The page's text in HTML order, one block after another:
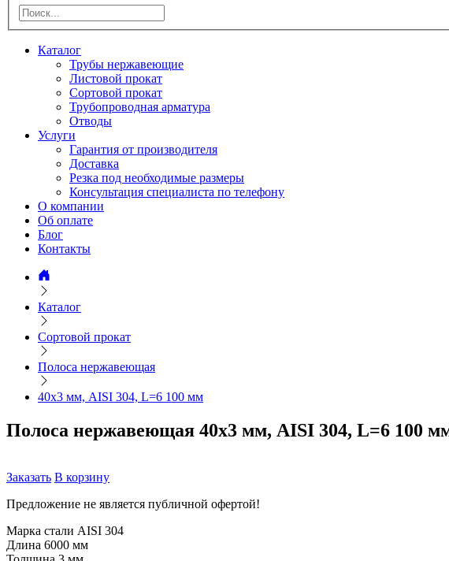
Каталог
Трубы нержавеющие
Листовой прокат
Сортовой прокат
Трубопроводная арматура
Отводы
Услуги
Гарантия от производителя
Доставка
Резка под необходимые размеры
Консультация специалиста по телефону
О компании
Об оплате
Блог
Контакты
Каталог
Сортовой прокат
Полоса нержавеющая
40х3 мм, AISI 304, L=6 100 мм
Полоса нержавеющая 40х3 мм, AISI 304, L=6 100
Заказать В корзину
Предложение не является публичной офертой!
Марка стали AISI 304
Длина 6000 мм